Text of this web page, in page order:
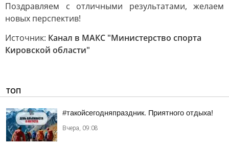
Поздравляем с отличными результатами, желаем
новых перспектив!
Источник: Канал в МАКС "Министерство спорта
Кировской области"
ТОП
#такойсегодняпраздник. Приятного отдыха!
Вчера, 09:08